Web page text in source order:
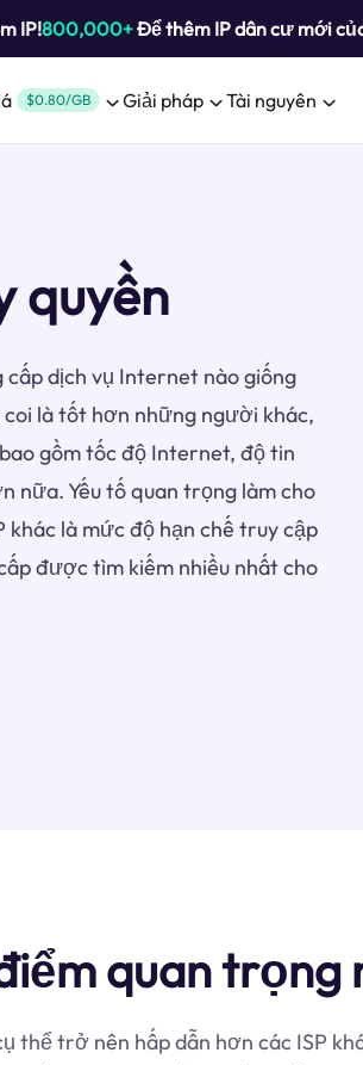
IP!800,000+Để thêm IP dân cư mới
$0.80/GB Giải pháp Tài nguyên
quyền
cấp dịch vụ Internet nào giống
là tốt hơn những người khác,
gồm tốc độ Internet, độ tin
nữa. Yếu tố quan trọng làm cho
khác là mức độ hạn chế truy cập
được tìm kiếm nhiều nhất cho
quan
thể trở nên hấp dẫn hơn các ISP